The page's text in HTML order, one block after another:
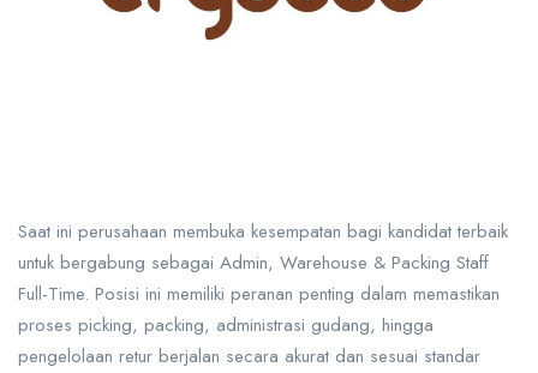
Saat ini perusahaan membuka kesempatan bagi kandidat terbaik
untuk bergabung sebagai Admin, Warehouse & Packing Staff
Full-Time. Posisi ini memiliki peranan penting dalam memastikan
proses picking, packing, administrasi gudang, hingga
pengelolaan retur berjalan secara akurat dan sesuai standar